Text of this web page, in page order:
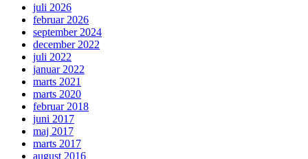
juli 2026
februar 2026
september 2024
december 2022
juli 2022
januar 2022
marts 2021
marts 2020
februar 2018
juni 2017
maj 2017
marts 2017
august 2016